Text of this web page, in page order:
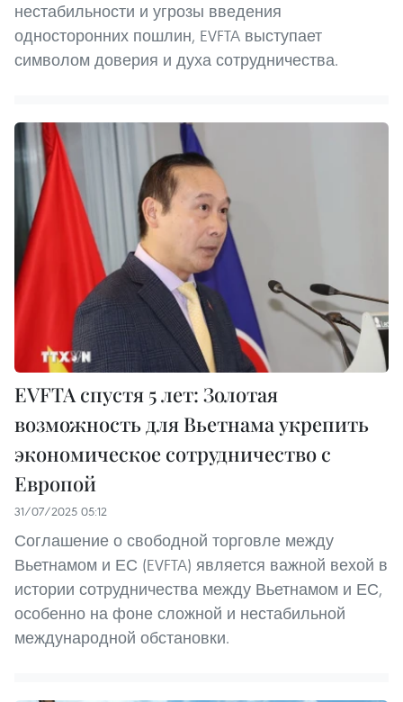
нестабильности и угрозы введения
односторонних пошлин, EVFTA выступает
символом доверия и духа сотрудничества.
EVFTA спустя 5 лет: Золотая
возможность для Вьетнама укрепить
экономическое сотрудничество с
Европой
31/07/2025 05:12
Соглашение о свободной торговле между
Вьетнамом и ЕС (EVFTA) является важной вехой в
истории сотрудничества между Вьетнамом и ЕС,
особенно на фоне сложной и нестабильной
международной обстановки.